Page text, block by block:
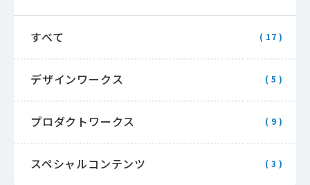
すべて ( 17 )
デザインワークス ( 5 )
プロダクトワークス ( 9 )
スペシャルコンテンツ ( 3 )